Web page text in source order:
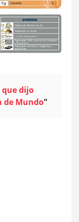
que dijo
de Mundo"